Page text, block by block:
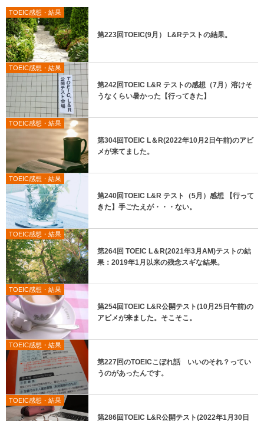
TOEIC感想・結果
第223回TOEIC(9月） L&Rテストの結果。
TOEIC感想・結果
第242回TOEIC L&R テストの感想（7月）溶けそ
うなくらい暑かった【行ってきた】
TOEIC感想・結果
第304回TOEIC L＆R(2022年10月2日午前)のアビ
メが来てました。
TOEIC感想・結果
第240回TOEIC L&R テスト（5月）感想 【行って
きた】手ごたえが・・・ない。
TOEIC感想・結果
第264回 TOEIC L＆R(2021年3月AM)テストの結
果：2019年1月以来の残念スギな結果。
TOEIC感想・結果
第254回TOEIC L&R公開テスト(10月25日午前)の
アビメが来ました。そこそこ。
TOEIC感想・結果
第227回のTOEICこぼれ話 いいのそれ？ってい
うのがあったんです。
TOEIC感想・結果
第286回TOEIC L&R公開テスト(2022年1月30日